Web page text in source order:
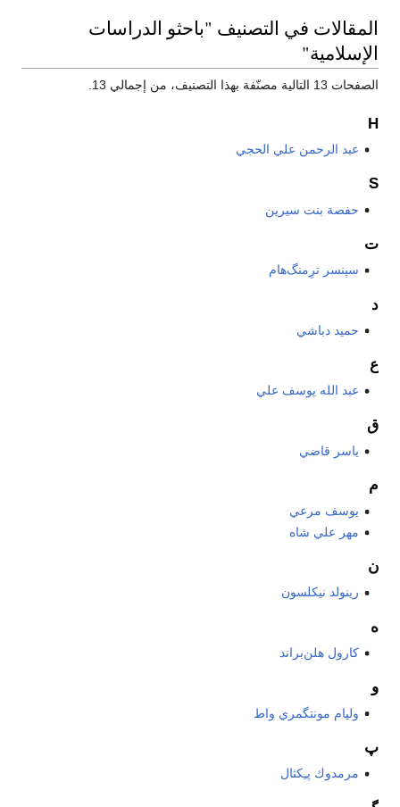
المقالات في التصنيف "باحثو الدراسات
الإسلامية"
الصفحات 13 التالية مصنّفة بهذا التصنيف، من إجمالي 13.
H
عبد الرحمن علي الحجي
S
حفصة بنت سيرين
ت
سپنسر ترِمنگ‌هام
د
حمید دباشي
ع
عبد الله يوسف علي
ق
ياسر قاضي
م
يوسف مرعي
مهر علي شاه
ن
رينولد نيكلسون
ه
كارول هلن‌براند
و
وليام مونتگمري واط
پ
مرمدوك پـِكثال